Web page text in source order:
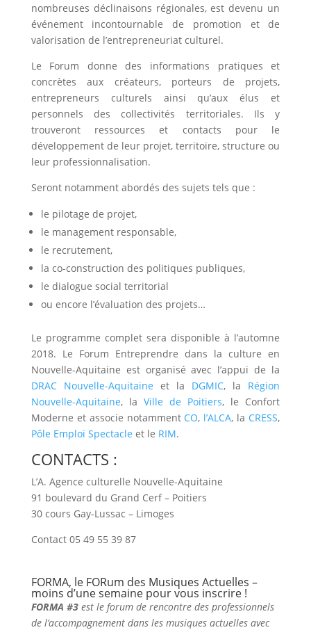
nombreuses déclinaisons régionales, est devenu un
événement incontournable de promotion et de
valorisation de l’entrepreneuriat culturel.
Le Forum donne des informations pratiques et
concrètes aux créateurs, porteurs de projets,
entrepreneurs culturels ainsi qu’aux élus et
personnels des collectivités territoriales. Ils y
trouveront ressources et contacts pour le
développement de leur projet, territoire, structure ou
leur professionnalisation.
Seront notamment abordés des sujets tels que :
le pilotage de projet,
le management responsable,
le recrutement,
la co-construction des politiques publiques,
le dialogue social territorial
ou encore l’évaluation des projets…
Le programme complet sera disponible à l’automne
2018. Le Forum Entreprendre dans la culture en
Nouvelle-Aquitaine est organisé avec l’appui de la
DRAC Nouvelle-Aquitaine et la DGMIC, la Région
Nouvelle-Aquitaine, la Ville de Poitiers, le Confort
Moderne et associe notamment CO, l’ALCA, la CRESS,
Pôle Emploi Spectacle et le RIM.
CONTACTS :
L’A. Agence culturelle Nouvelle-Aquitaine
91 boulevard du Grand Cerf – Poitiers
30 cours Gay-Lussac – Limoges
Contact 05 49 55 39 87
FORMA, le FORum des Musiques Actuelles –
moins d’une semaine pour vous inscrire !
FORMA #3est le forum de rencontre des professionnels
de l’accompagnement dans les musiques actuelles avec